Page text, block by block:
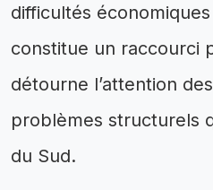
difficultés
constitue un raccourci
détourne l’attention
problèmes structurels
du Sud.